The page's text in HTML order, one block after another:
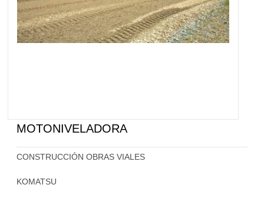
MOTONIVELADORA
CONSTRUCCIÓN OBRAS VIALES
KOMATSU